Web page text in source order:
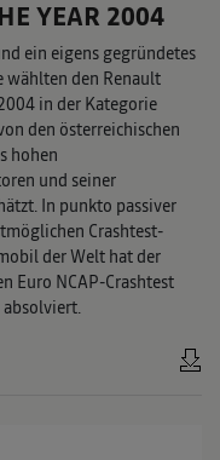
YEAR 2004
ein eigens gegründetes
wählten den Renault
in der Kategorie
den österreichischen
hohen
und seiner
In punkto passiver
Crashtest-
der Welt hat der
Euro NCAP-Crashtest